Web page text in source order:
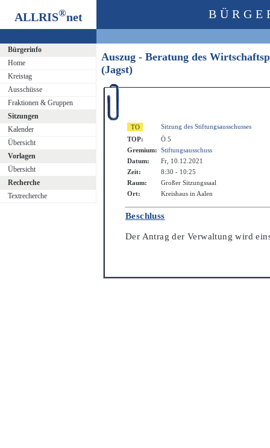
ALLRIS®net
Bürgerinfo
Home
Kreistag
Ausschüsse
Fraktionen & Gruppen
Sitzungen
Kalender
Übersicht
Vorlagen
Übersicht
Recherche
Textrecherche
Auszug - Beratung des
(Jagst)
Sitzung des Stiftungsausschusses
TOP:
Ö 5
Gremium: Stiftungsausschuss
Datum:
Fr, 10.12.2021
Zeit:
8:30 - 10:25
Raum:
Großer Sitzungssaal
Ort:
Kreishaus in Aalen
Beschluss
Der Antrag der Verwaltung wird